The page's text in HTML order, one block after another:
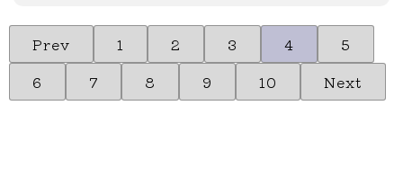
Prev 1 2 3 4
5
6
7 8 9 10 Next